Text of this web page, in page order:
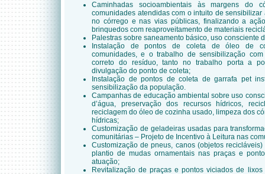
Caminhadas socioambientais às margens do
comunidades atendidas com o intuito de
no córrego e nas vias públicas, finalizando a
brinquedos com reaproveitamento de materiais
Palestras sobre saneamento básico, uso consciente
Instalação de pontos de coleta de óleo de
comunidades, e o trabalho de sensibilização
correto do resíduo, tanto no trabalho porta a
divulgação do ponto de coleta;
Instalação de pontos de coleta de garrafa pet
sensibilização da população.
Campanhas de educação ambiental sobre uso
d’água, preservação dos recursos hídricos,
reciclagem do óleo de cozinha usado, limpeza dos
hídricas;
Customização de geladeiras usadas para
comunitárias – Projeto de Incentivo à Leitura nas
Customização de pneus, canos (objetos
plantio de mudas ornamentais nas praças e
atuação;
Revitalização de praças e pontos viciados de